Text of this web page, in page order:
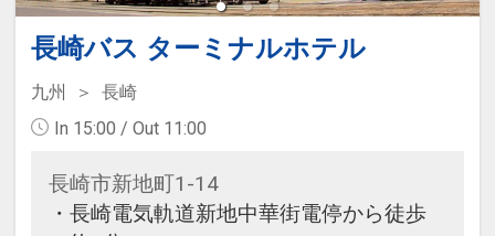
長崎バス ターミナルホテル
九州
長崎
In 15:00 / Out 11:00
長崎市新地町1-14
・長崎電気軌道新地中華街電停から徒歩